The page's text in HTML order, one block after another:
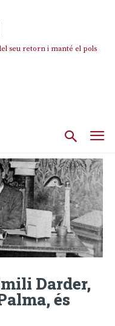
seu retorn i manté el pols
Darder,
és